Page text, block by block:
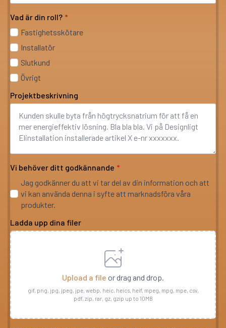
Vad är din roll? *
Fastighetsskötare
Installatör
Slutkund
Övrigt
Projektbeskrivning
Vi behöver ditt godkännande *
Jag godkänner du att vi tar del av din information och att
vi kan använda denna i syfte att marknadsföra våra
produkter.
Ladda upp dina filer
Upload a file or drag and drop.
gif, png, jpg, jpeg, jpe, webp, heic, heics, heif, mpeg, mpg, mpe, csv,
pdf, zip, rar, gz, gzip up to 10MB